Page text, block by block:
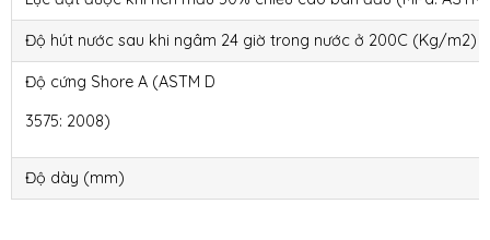
Độ hút nước sau khi ngâm 24 giờ trong nước ở 200C (Kg/m2)
Độ cứng Shore A (ASTM D
3575: 2008)
Độ dày (mm)